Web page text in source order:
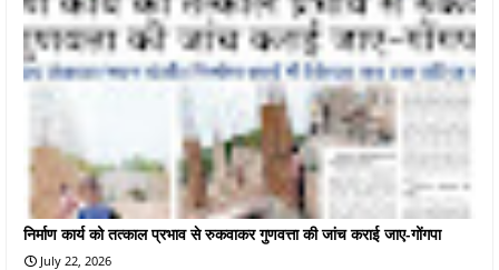
निर्माण कार्य को तत्काल प्रभाव से रुकवाकर गुणवत्ता की जांच कराई जाए-गोंगपा
July 22, 2026